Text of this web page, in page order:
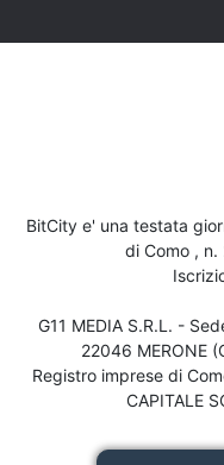
BitCity e' una testata
di Como ,
G11 MEDIA S.R.L. -
22046 MERONE
Registro imprese di
CAPITALE